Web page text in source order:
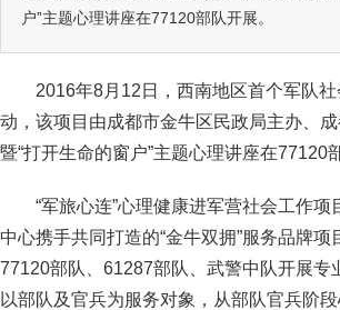
户”主题心理讲座在77120部队开展。
2016年8月12日，西南地区首个军队
动，该项目由成都市金牛区民政局主办、
暨“打开生命的窗户”主题心理讲座在77120
“军旅心连”心理健康进军营社会工作
中心携手共同打造的“金牛双拥”服务品牌
77120部队、61287部队、武警中队开展
以部队及官兵为服务对象，从部队官兵阶